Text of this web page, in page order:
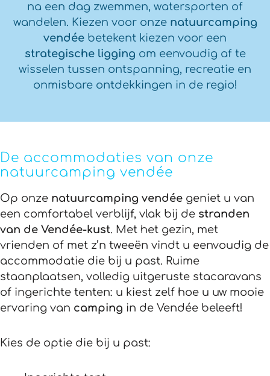
na een dag zwemmen, watersporten of
wandelen. Kiezen voor onze natuurcamping
vendée betekent kiezen voor een
strategische ligging om eenvoudig af te
wisselen tussen ontspanning, recreatie en
onmisbare ontdekkingen in de regio!
De accommodaties van onze
natuurcamping vendée
Op onze natuurcamping vendée geniet u van
een comfortabel verblijf, vlak bij de stranden
van de Vendée-kust. Met het gezin, met
vrienden of met z’n tweeën vindt u eenvoudig de
accommodatie die bij u past. Ruime
staanplaatsen, volledig uitgeruste stacaravans
of ingerichte tenten: u kiest zelf hoe u uw mooie
ervaring van camping in de Vendée beleeft!
Kies de optie die bij u past: